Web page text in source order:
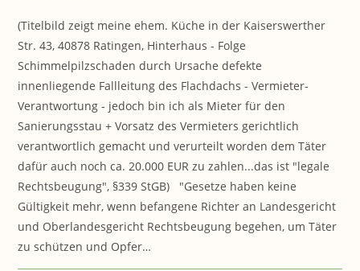
(Titelbild zeigt meine ehem. Küche in der Kaiserswerther
Str. 43, 40878 Ratingen, Hinterhaus - Folge
Schimmelpilzschaden durch Ursache defekte
innenliegende Fallleitung des Flachdachs - Vermieter-
Verantwortung - jedoch bin ich als Mieter für den
Sanierungsstau + Vorsatz des Vermieters gerichtlich
verantwortlich gemacht und verurteilt worden dem Täter
dafür auch noch ca. 20.000 EUR zu zahlen...das ist "legale
Rechtsbeugung", §339 StGB) "Gesetze haben keine
Gültigkeit mehr, wenn befangene Richter an Landesgericht
und Oberlandesgericht Rechtsbeugung begehen, um Täter
zu schützen und Opfer…